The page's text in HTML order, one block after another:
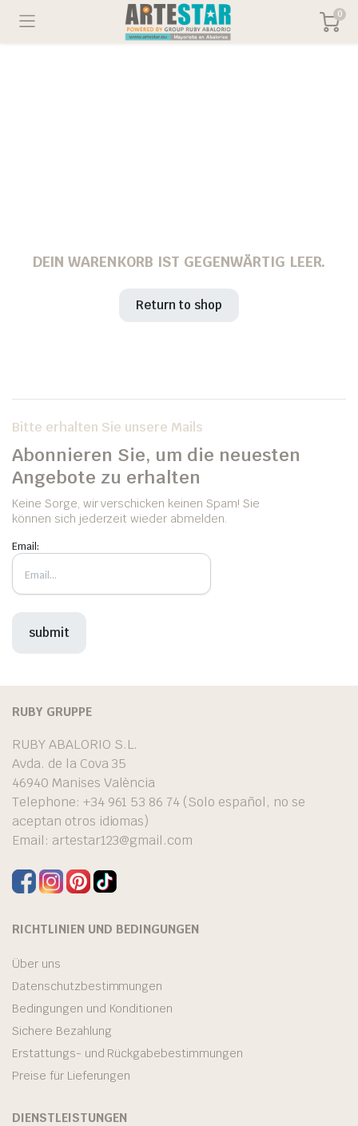
0
DEIN WARENKORB IST GEGENWÄRTIG LEER.
Return to shop
Bitte erhalten Sie unsere Mails
Abonnieren Sie, um die neuesten
Angebote zu erhalten
Keine Sorge, wir verschicken keinen Spam! Sie
können sich jederzeit wieder abmelden.
Email:
RUBY GRUPPE
RUBY ABALORIO S.L.
Avda. de la Cova 35
46940 Manises València
Telephone: +34 961 53 86 74 (Solo español, no se
aceptan otros idiomas)
Email: artestar123@gmail.com
RICHTLINIEN UND BEDINGUNGEN
Über uns
Datenschutzbestimmungen
Bedingungen und Konditionen
Sichere Bezahlung
Erstattungs- und Rückgabebestimmungen
Preise für Lieferungen
DIENSTLEISTUNGEN